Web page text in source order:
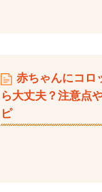
赤ちゃんにコロ
ら大丈夫？注意点
ピ